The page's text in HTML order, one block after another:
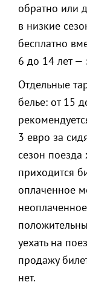
обратно или
в низкие
бесплатно
6 до 14 лет —
Отдельные
белье: от 15
3 евро за
сезон
приходится
оплаченное
уехать на
продажу
нет.